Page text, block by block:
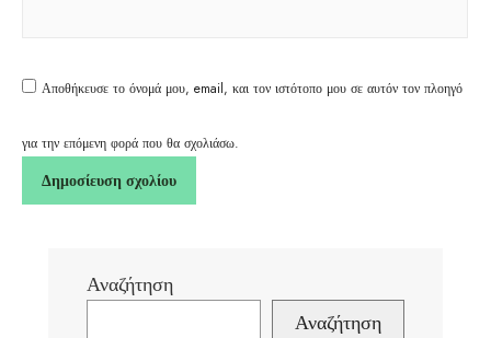
Αποθήκευσε το όνομά μου, email, και τον ιστότοπο μου σε αυτόν τον πλοηγό
για την επόμενη φορά που θα σχολιάσω.
Αναζήτηση
Αναζήτηση